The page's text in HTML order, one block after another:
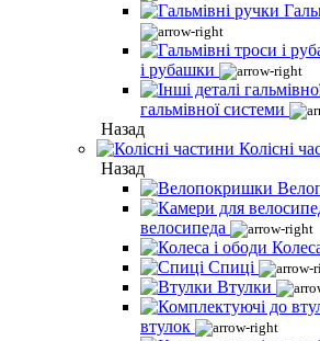
і рубашки
гальмівної системи
Назад
Колісні
Назад
велосипеда
Спиці
Втулки
втулок